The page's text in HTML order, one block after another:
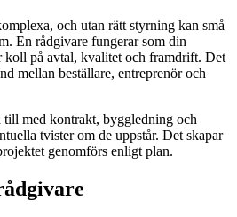
och utan rätt styrning kan små
En rådgivare fungerar som din
koll på avtal, kvalitet och framdrift. Det
mellan beställare, entreprenör och
till med kontrakt, byggledning och
tvister om de uppstår. Det skapar
genomförs enligt plan.